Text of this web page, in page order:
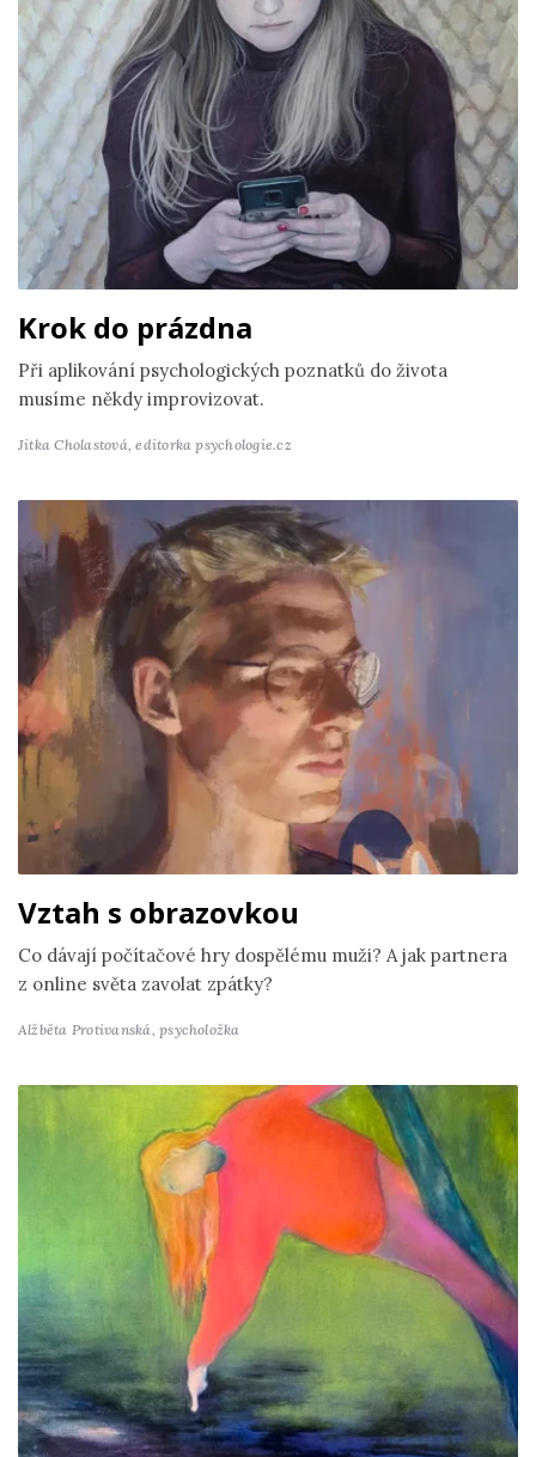
Krok do prázdna
Při aplikování psychologických poznatků do života
musíme někdy improvizovat.
Jitka Cholastová,editorka psychologie.cz
Vztah s obrazovkou
Co dávají počítačové hry dospělému muži? A jak partnera
z online světa zavolat zpátky?
Alžběta Protivanská,psycholožka